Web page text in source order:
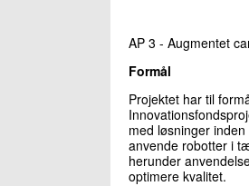
AP 3 - Augmentet
Formål
Projektet har til
med løsninger
anvende robotter i
herunder
optimere kvalitet.